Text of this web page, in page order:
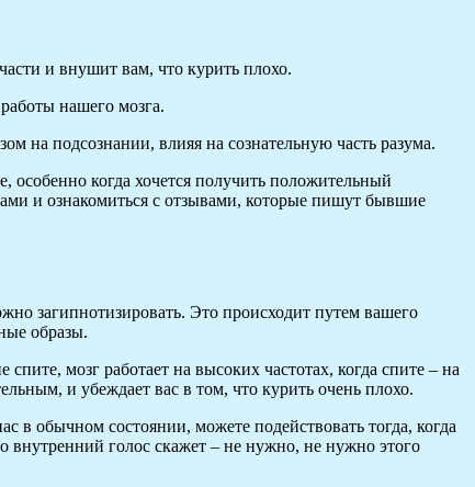
и внушит вам, что курить плохо.
нашего мозга.
на подсознании, влияя на сознательную часть разума.
когда хочется получить положительный
и ознакомиться с отзывами, которые пишут бывшие
загипнотизировать. Это происходит путем вашего
образы.
мозг работает на высоких частотах, когда спите – на
и убеждает вас в том, что курить очень плохо.
в обычном состоянии, можете подействовать тогда, когда
внутренний голос скажет – не нужно, не нужно этого